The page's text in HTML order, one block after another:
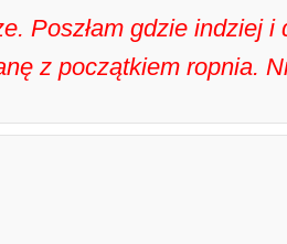
Poszłam gdzie indziej i
z początkiem ropnia.